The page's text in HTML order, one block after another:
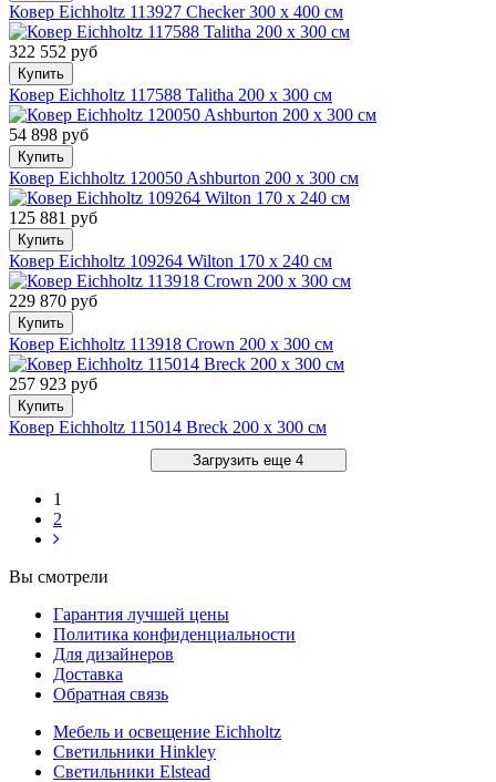
Ковер Eichholtz 113927 Checker 300 x 400 см
322 552 руб
Купить
Ковер Eichholtz 117588 Talitha 200 x 300 см
54 898 руб
Купить
Ковер Eichholtz 120050 Ashburton 200 x 300 см
125 881 руб
Купить
Ковер Eichholtz 109264 Wilton 170 x 240 см
229 870 руб
Купить
Ковер Eichholtz 113918 Crown 200 x 300 см
257 923 руб
Купить
Ковер Eichholtz 115014 Breck 200 x 300 см
Загрузить еще 4
1
2
Вы смотрели
Гарантия лучшей цены
Политика конфиденциальности
Для дизайнеров
Доставка
Обратная связь
Мебель и освещение Eichholtz
Светильники Hinkley
Светильники Elstead